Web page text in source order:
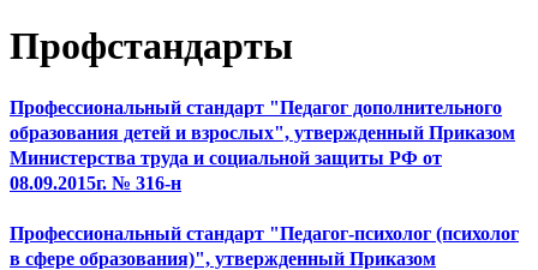
Профстандарты
Профессиональный стандарт "Педагог дополнительного
образования детей и взрослых", утвержденный Приказом
Министерства труда и социальной защиты РФ от
08.09.2015г. № 316-н
Профессиональный стандарт "Педагог-психолог (психолог
в сфере образования)", утвержденный Приказом